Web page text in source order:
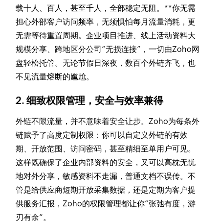
载十人、百人，甚至千人，全部稳定无阻。**你无需
担心外部客户访问频率，无须惧怕每月流量消耗，更
无需等待重置周期。企业项目推进、线上活动资料大
规模分享、跨地区分公司“无损连接”，一切由Zoho网
盘轻松托管。无论节假日深夜，数百个外链齐飞，也
不见流量熔断的尴尬。
2. 细致权限管理，安全与效率兼得
外链不限流量，并不意味着安全让步。Zoho为每条外
链赋予了高度定制权限：你可以自定义外链的有效
期、开放范围、访问密码，甚至精细至单用户可见。
这样既确保了企业内部资料的安全，又可以高枕无忧
地对外分享，敏感资料不走漏，普通文档不误传。不
管是给供应商短期开放采集数据，还是定期为客户提
供服务汇报，Zoho的权限管理都让你“张弛有度，游
刃有余”。